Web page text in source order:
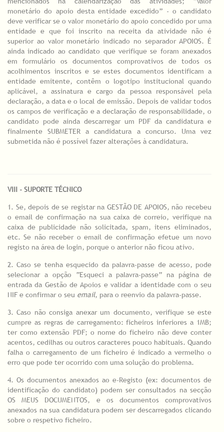
monetário do apoio desta entidade excedido” - o candidato
deve verificar se o valor monetário do apoio concedido por uma
entidade e que foi inscrito na receita da atividade não é
superior ao valor monetário indicado no separador APOIOS. É
ainda indicado ao candidato que verifique se foram anexados
em formulário os documentos comprovativos de todos os
acolhimentos inscritos e se estes documentos identificam a
entidade emitente, contêm o logotipo institucional quando
aplicável, a assinatura e cargo da pessoa responsável pela
declaração, a data e o local de emissão. Depois de validar todos
os campos de verificação e a declaração de responsabilidade, o
candidato pode ainda descarregar um PDF da candidatura e
finalmente SUBMETER a candidatura a concurso. Uma vez
submetida não é possível fazer alterações à candidatura.
VIII - SUPORTE TÉCNICO
1. Se, depois de se registar na GESTÃO DE APOIOS, não recebeu
o email de confirmação na sua caixa de correio, verifique na
caixa de publicidade não solicitada, spam, itens eliminados,
etc. Se não receber o email de confirmação efetue um novo
registo na área de login, porque o anterior não ficou ativo.
2. Caso se tenha esquecido da palavra-passe de acesso, pode
selecionar a opção “Esqueci a palavra-passe” na página de
entrada da Gestão de Apoios e validar a identidade com o seu
NIF e confirmar o seu email, para o reenvio da palavra-passe.
3. Caso não consiga anexar um documento, verifique se este
cumpre as regras de carregamento: ficheiros inferiores a 1MB;
ter como extensão PDF; o nome do ficheiro não deve conter
acentos, cedilhas ou outros caracteres pouco habituais. Quando
falha o carregamento de um ficheiro é indicado a vermelho o
erro que pode ter ocorrido com uma solução do problema.
4. Os documentos anexados ao e-Registo (ex: documentos de
identificação do candidato) podem ser consultados na secção
OS MEUS DOCUMENTOS, e os documentos comprovativos
anexados na sua candidatura podem ser descarregados clicando
sobre o respetivo ficheiro.